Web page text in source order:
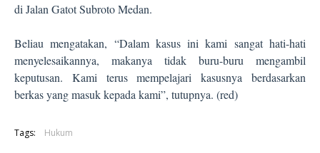
di Jalan Gatot Subroto Medan.
Beliau mengatakan, “Dalam kasus ini kami sangat hati-hati
menyelesaikannya, makanya tidak buru-buru mengambil
keputusan. Kami terus mempelajari kasusnya berdasarkan
berkas yang masuk kepada kami”, tutupnya. (red)
Tags: Hukum